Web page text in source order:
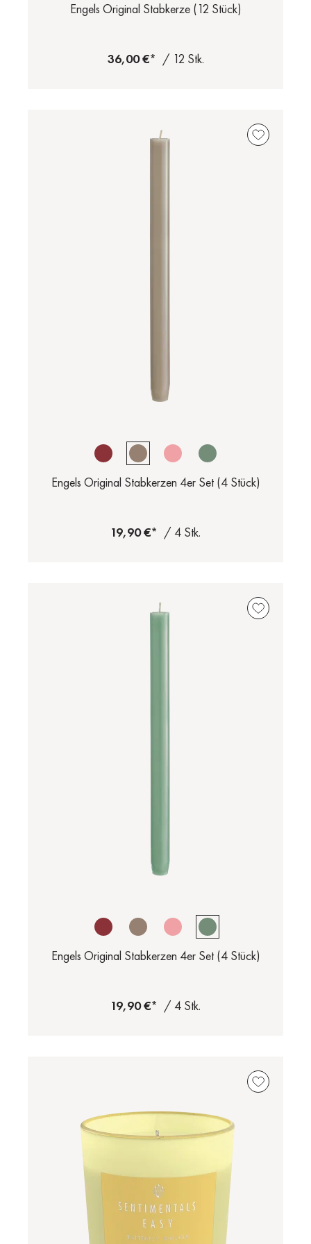
Engels Original Stabkerze (12 Stück)
36,00 €* / 12 Stk.
Engels Original Stabkerzen 4er Set (4 Stück)
19,90 €* / 4 Stk.
Engels Original Stabkerzen 4er Set (4 Stück)
19,90 €* / 4 Stk.